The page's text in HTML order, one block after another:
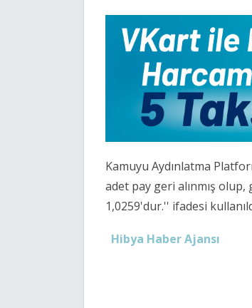
Kamuyu Aydınlatma
adet pay geri alınmış olup,
1,0259'dur.'' ifadesi
Hibya Haber Ajansı